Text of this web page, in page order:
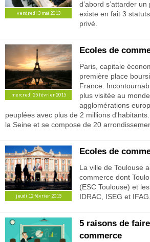
vendredi 3 mai 2013
d’abord s’attarder
existe en fait 3
privé.
mercredi 25 février 2015
Ecoles de
Paris, capitale
première place
France.
plus visitée au
agglomérations
peuplées avec plus de 2 millions
la Seine et se compose de 20
jeudi 12 février 2015
Ecoles de
La ville de Toulouse
commerce dont
(ESC Toulouse) et
IDRAC, ISEG et IFAG.
5 raisons de
commerce